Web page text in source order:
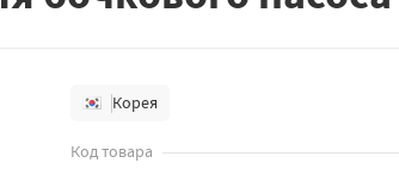
Корея
Код товара